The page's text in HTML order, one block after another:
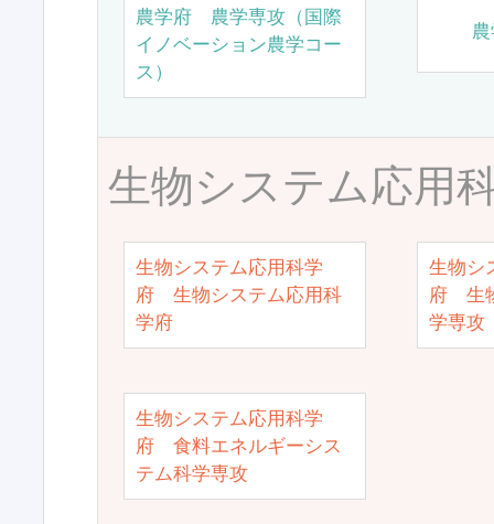
農学府 農学専攻（国際
イノベーション農学コー
ス）
生物システム応用
生物システム応用科学
府 生物システム応用科
学府
生物シ
府 生
学専攻
生物システム応用科学
府 食料エネルギーシス
テム科学専攻